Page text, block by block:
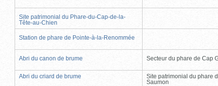
Site patrimonial du Phare-du-Cap-de-la-
Tête-au-Chien
Station de phare de Pointe-à-la-Renommée
Abri du canon de brume Secteur du phare de Cap
Abri du criard de brume
Site patrimonial du phare
Saumon